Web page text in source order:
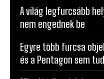
A világ legfurcsább
nem engednek be
Egyre több furcsa
és a Pentagon sem